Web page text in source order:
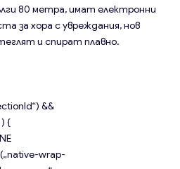
80 метра, имат електронни
за хора с увреждания, нов
и спират плавно.
&&
{
wrap-